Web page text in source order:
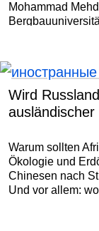
Mohammad
Wird
Warum sollten
Ökologie und
Chinesen nach
Und vor allem: